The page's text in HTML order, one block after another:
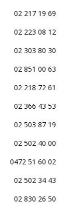
02 217 19 69
02 223 08 12
02 303 80 30
02 851 00 63
02 218 72 61
02 366 43 53
02 503 87 19
02 502 40 00
0472 51 60 02
02 502 34 43
02 830 26 50